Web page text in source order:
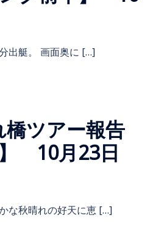
出艇。 画面奥に […]
ツアー報告
10月23日
な秋晴れの好天に恵 […]